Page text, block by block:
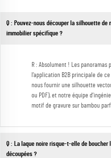
Q : Pouvez-nous découper la silhouette
immobilier spécifique ?
R : Absolument ! Les
l’application B2B principale de
nous fournir une silhouette
ou PDF), et notre équipe
motif de gravure sur bambou
Q : La laque noire risque-t-elle de
découpées ?